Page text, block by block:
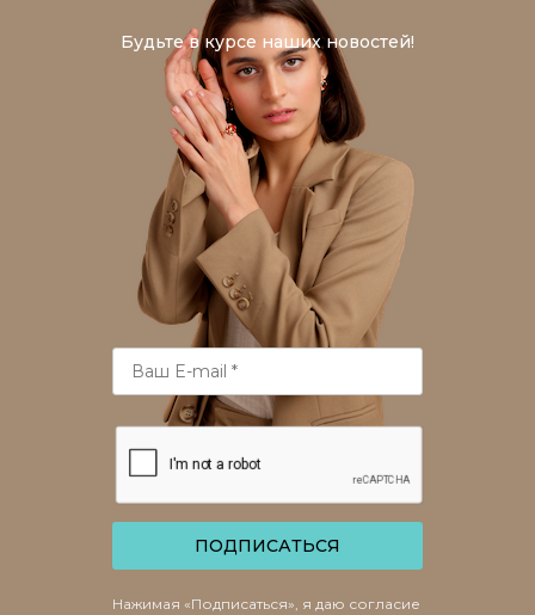
Будьте в курсе наших новостей!
ПОДПИСАТЬСЯ
Нажимая «Подписаться», я даю согласие